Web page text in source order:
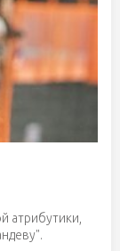
атрибутики,